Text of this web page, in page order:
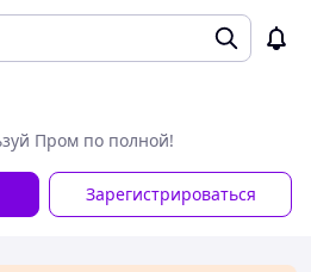
Пром по полной!
Зарегистрироваться